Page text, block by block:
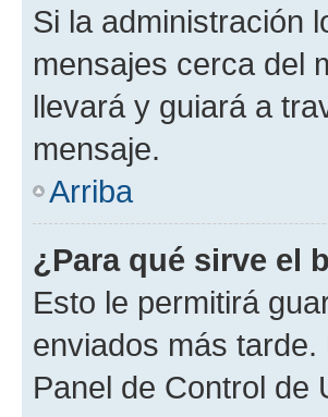
Si la administración
mensajes cerca del
llevará y guiará a
mensaje.
Arriba
¿Para qué sirve el
Esto le permitirá
enviados más
Panel de Control de